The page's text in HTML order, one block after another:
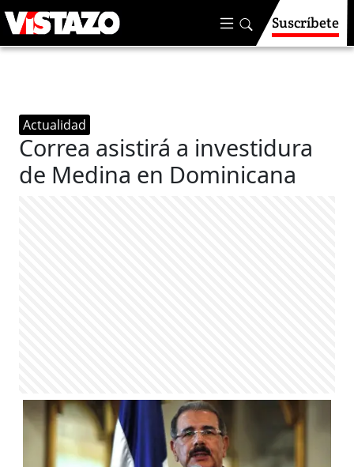
Suscríbete
Actualidad
Correa asistirá a investidura
de Medina en Dominicana